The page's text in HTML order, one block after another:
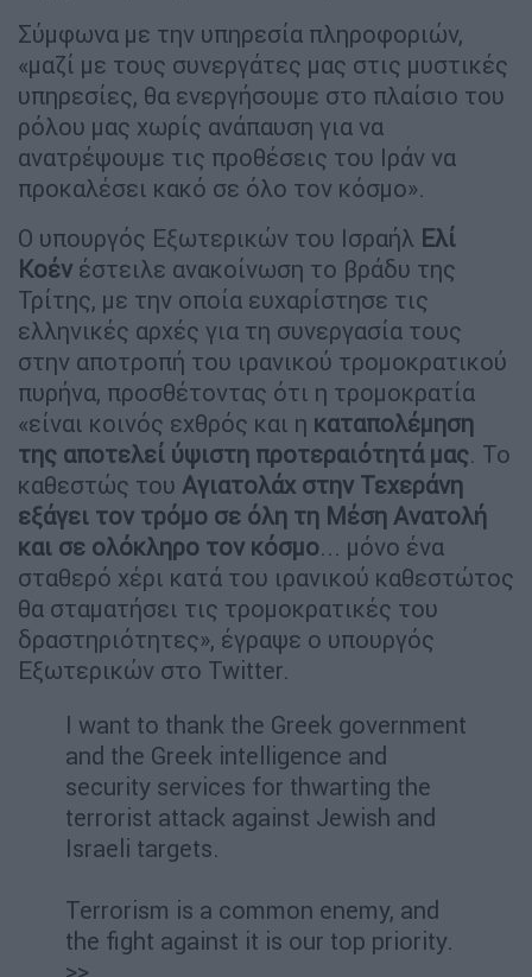
Σύμφωνα με την υπηρεσία πληροφοριών,
«μαζί με τους συνεργάτες μας στις μυστικές
υπηρεσίες, θα ενεργήσουμε στο πλαίσιο του
ρόλου μας χωρίς ανάπαυση για να
ανατρέψουμε τις προθέσεις του Ιράν να
προκαλέσει κακό σε όλο τον κόσμο».
Ο υπουργός Εξωτερικών του Ισραήλ Ελί
Κοέν έστειλε ανακοίνωση το βράδυ της
Τρίτης, με την οποία ευχαρίστησε τις
ελληνικές αρχές για τη συνεργασία τους
στην αποτροπή του ιρανικού τρομοκρατικού
πυρήνα, προσθέτοντας ότι η τρομοκρατία
«είναι κοινός εχθρός και η καταπολέμηση
της αποτελεί ύψιστη προτεραιότητά μας. Το
καθεστώς του Αγιατολάχ στην Τεχεράνη
εξάγει τον τρόμο σε όλη τη Μέση Ανατολή
και σε ολόκληρο τον κόσμο... μόνο ένα
σταθερό χέρι κατά του ιρανικού καθεστώτος
θα σταματήσει τις τρομοκρατικές του
δραστηριότητες», έγραψε ο υπουργός
Εξωτερικών στο Twitter.
I want to thank the Greek government
and the Greek intelligence and
security services for thwarting the
terrorist attack against Jewish and
Israeli targets.
Terrorism is a common enemy, and
the fight against it is our top priority.